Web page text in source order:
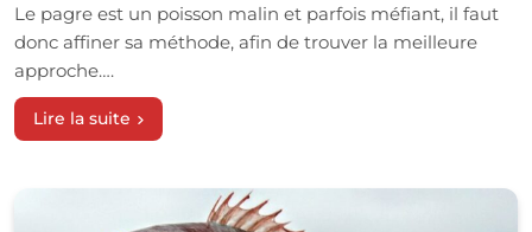
Le pagre est un poisson malin et parfois méfiant, il faut
donc affiner sa méthode, afin de trouver la meilleure
approche….
Lire la suite